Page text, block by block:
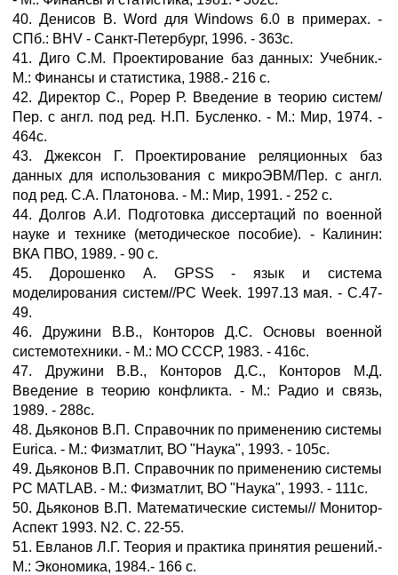
40. Денисов В. Word для Windows 6.0 в примерах. -
СПб.: BHV - Санкт-Петербург, 1996. - 363с.
41. Диго С.М. Проектирование баз данных: Учебник.-
М.: Финансы и статистика, 1988.- 216 с.
42. Директор С., Рорер Р. Введение в теорию систем/
Пер. с англ. под ред. Н.П. Бусленко. - М.: Мир, 1974. -
464с.
43. Джексон Г. Проектирование реляционных баз
данных для использования с микроЭВМ/Пер. с англ.
под ред. С.А. Платонова. - М.: Мир, 1991. - 252 с.
44. Долгов А.И. Подготовка диссертаций по военной
науке и технике (методическое пособие). - Калинин:
ВКА ПВО, 1989. - 90 с.
45. Дорошенко А. GPSS - язык и система
моделирования систем//PC Week. 1997.13 мая. - С.47-
49.
46. Дружини В.В., Конторов Д.С. Основы военной
системотехники. - М.: МО СССР, 1983. - 416с.
47. Дружини В.В., Конторов Д.С., Конторов М.Д.
Введение в теорию конфликта. - М.: Радио и связь,
1989. - 288с.
48. Дьяконов В.П. Справочник по применению системы
Eurica. - М.: Физматлит, ВО "Наука", 1993. - 105с.
49. Дьяконов В.П. Справочник по применению системы
PC MATLAB. - М.: Физматлит, ВО "Наука", 1993. - 111c.
50. Дьяконов В.П. Математические системы// Монитор-
Аспект 1993. N2. С. 22-55.
51. Евланов Л.Г. Теория и практика принятия решений.-
М.: Экономика, 1984.- 166 с.